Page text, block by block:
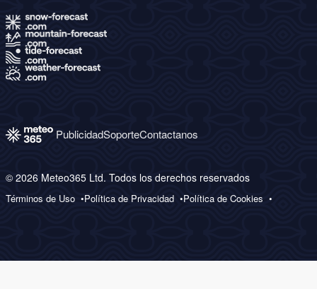
PublicidadSoporteContactanos
© 2026 Meteo365 Ltd. Todos los derechos reservados
Términos de Uso Política de Privacidad Política de Cookies